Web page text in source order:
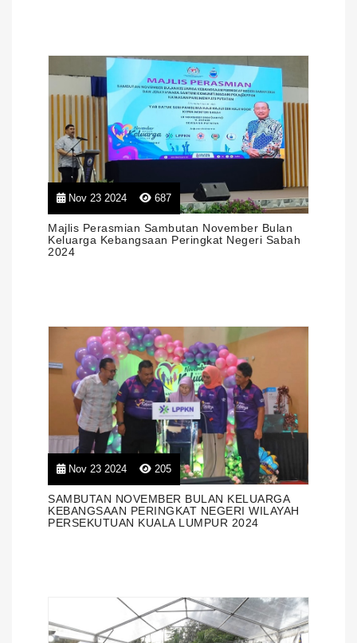
Nov 23 2024 687
Majlis Perasmian Sambutan November Bulan
Keluarga Kebangsaan Peringkat Negeri Sabah
2024
Nov 23 2024 205
SAMBUTAN NOVEMBER BULAN KELUARGA
KEBANGSAAN PERINGKAT NEGERI WILAYAH
PERSEKUTUAN KUALA LUMPUR 2024